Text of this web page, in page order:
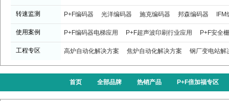
转速监测 P+F编码器 光洋编码器 施克编码器 邦森编码器
使用案例 P+F编码器电梯应用 P+F超声波印刷行业应用 P+F安全
工程专区 高炉自动化解决方案 焦炉自动化解决方案 钢厂变电站解
首页 全部品牌 热销产品 P+F倍加福专区